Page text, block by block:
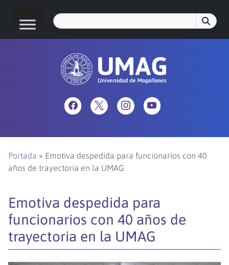
Portada » Emotiva despedida para funcionarios con 40
años de trayectoria en la UMAG
Emotiva despedida para
funcionarios con 40 años de
trayectoria en la UMAG